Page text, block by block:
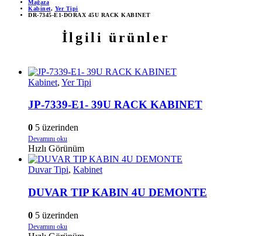
Mağaza
Kabinet, Yer Tipi
DR-7345-E1-DORAX 45U RACK KABINET
İlgili ürünler
Kabinet, Yer Tipi
JP-7339-E1- 39U RACK KABINET
0 5 üzerinden
Devamını oku
Hızlı Görünüm
Duvar Tipi, Kabinet
DUVAR TIP KABIN 4U DEMONTE
0 5 üzerinden
Devamını oku